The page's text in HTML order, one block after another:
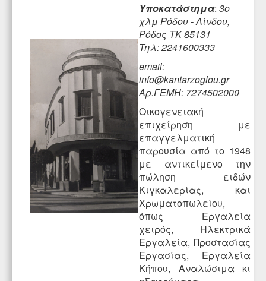
Υποκατάστημα: 3ο
χλμ Ρόδου - Λίνδου,
Ρόδος ΤΚ 85131
Τηλ:2241600333
email:
info@kantarzoglou.gr
Αρ.ΓΕΜΗ: 7274502000
Οικογενειακή
επιχείρηση με
επαγγελματική
παρουσία από το 1948
με αντικείμενο την
πώληση ειδών
Κιγκαλερίας, και
Χρωματοπωλείου,
όπως Εργαλεία
χειρός, Ηλεκτρικά
Εργαλεία, Προστασίας
Εργασίας, Εργαλεία
Κήπου, Αναλώσιμα κι